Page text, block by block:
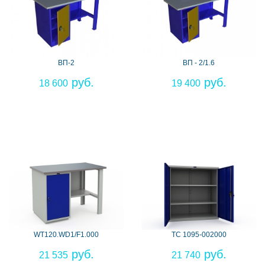
ВП-2
18 600
ВП - 2/1.6
19 400
WT120.WD1/F1.000
21 535
ТС 1095-002000
21 740